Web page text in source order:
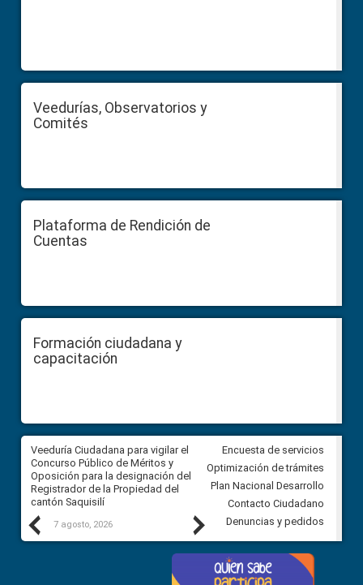
Veedurías, Observatorios y
Comités
Plataforma de Rendición de
Cuentas
Formación ciudadana y
capacitación
Previous
Veeduría Ciudadana para vigilar el
Concurso Público de Méritos y
Oposición para la designación del
Registrador de la Propiedad del
cantón Saquisilí
7 agosto, 2026
Veeduría Ciudadana para
construcción del asfaltado de
Ballenita del cantón Santa
7 agosto, 2026
Next
Encuesta de servicios
Optimización de trámites
Plan Nacional Desarrollo
Contacto Ciudadano
Denuncias y pedidos